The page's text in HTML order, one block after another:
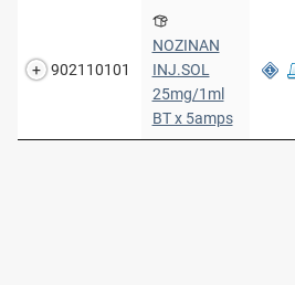
902110101
NOZINAN
INJ.SOL
25mg/1ml
BT x 5amps